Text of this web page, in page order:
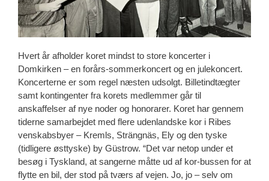
Hvert år afholder koret mindst to store koncerter i
Domkirken – en forårs-sommerkoncert og en julekoncert.
Koncerterne er som regel næsten udsolgt. Billetindtægter
samt kontingenter fra korets medlemmer går til
anskaffelser af nye noder og honorarer. Koret har gennem
tiderne samarbejdet med flere udenlandske kor i Ribes
venskabsbyer – Kremls, Strängnäs, Ely og den tyske
(tidligere østtyske) by Güstrow. “Det var netop under et
besøg i Tyskland, at sangerne måtte ud af kor-bussen for at
flytte en bil, der stod på tværs af vejen. Jo, jo – selv om